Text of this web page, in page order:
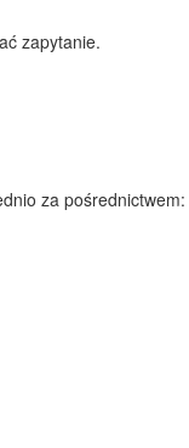
zapytanie.
za pośrednictwem: